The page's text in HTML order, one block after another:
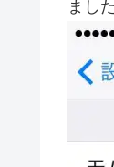
まし